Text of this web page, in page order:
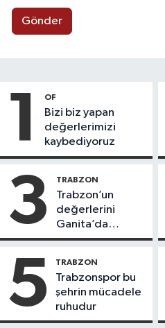
Gönder
1 OF
Bizi biz yapan
değerlerimizi
kaybediyoruz
3 TRABZON
Trabzon’un
değerlerini
Ganita’da
yaşatıyoruz
5 TRABZON
Trabzonspor bu
şehrin mücadele
ruhudur